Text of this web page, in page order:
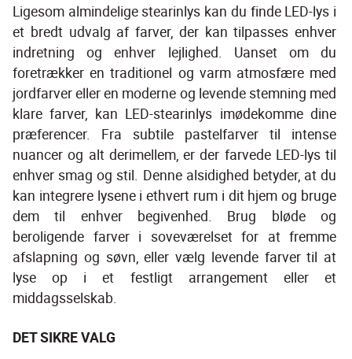
Ligesom almindelige stearinlys kan du finde LED-lys i
et bredt udvalg af farver, der kan tilpasses enhver
indretning og enhver lejlighed. Uanset om du
foretrækker en traditionel og varm atmosfære med
jordfarver eller en moderne og levende stemning med
klare farver, kan LED-stearinlys imødekomme dine
præferencer. Fra subtile pastelfarver til intense
nuancer og alt derimellem, er der farvede LED-lys til
enhver smag og stil. Denne alsidighed betyder, at du
kan integrere lysene i ethvert rum i dit hjem og bruge
dem til enhver begivenhed. Brug bløde og
beroligende farver i soveværelset for at fremme
afslapning og søvn, eller vælg levende farver til at
lyse op i et festligt arrangement eller et
middagsselskab.
DET SIKRE VALG